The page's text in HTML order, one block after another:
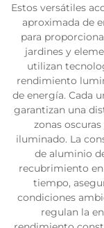
Estos versátiles
aproximada de
para
jardines y
utilizan
rendimiento
de energía. Cada
garantizan una
zonas
iluminado. La
de aluminio
recubrimiento
tiempo,
condiciones
regulan la